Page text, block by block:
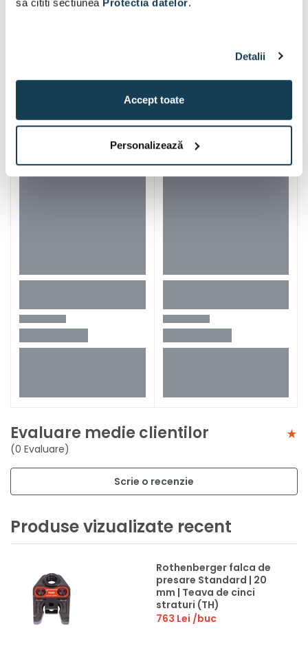
sa cititi sectiunea Protectia datelor.
Detalii
Accept toate
Personalizează
Iti mai recomandam si
Evaluare medie clientilor
(0 Evaluare)
Scrie o recenzie
Produse vizualizate recent
Rothenberger falca de
presare Standard | 20
mm | Teava de cinci
straturi (TH)
763 Lei /buc